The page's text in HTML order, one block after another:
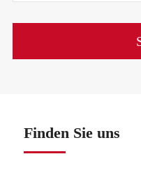
Finden Sie uns